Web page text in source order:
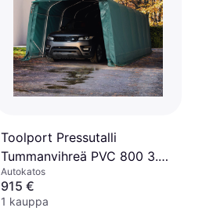
Toolport Pressutalli
Tummanvihreä PVC 800 3.3
x 7.2 m
Autokatos
915 €
1 kauppa